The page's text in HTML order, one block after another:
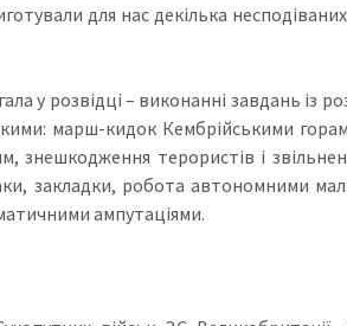
для нас декілька
у розвідці – виконанні завдань із
марш-кидок Кембрійськими
знешкодження терористів і
закладки, робота автономними
ампутаціями.